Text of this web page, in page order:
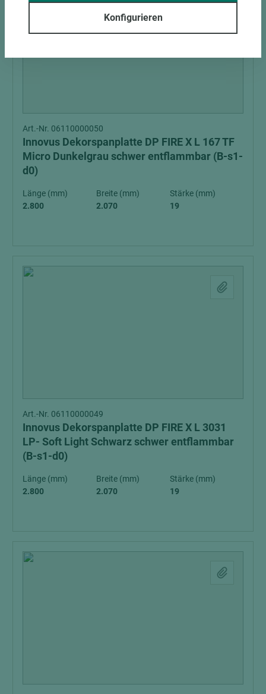
Art.-Nr. 06110000050
Innovus Dekorspanplatte DP FIRE X L 167 TF
Micro Dunkelgrau schwer entflammbar (B-s1-
d0)
Länge (mm)
2.800
Breite (mm)
2.070
Stärke (mm)
19
Art.-Nr. 06110000049
Innovus Dekorspanplatte DP FIRE X L 3031
LP- Soft Light Schwarz schwer entflammbar
(B-s1-d0)
Länge (mm)
2.800
Breite (mm)
2.070
Stärke (mm)
19
Konfigurieren